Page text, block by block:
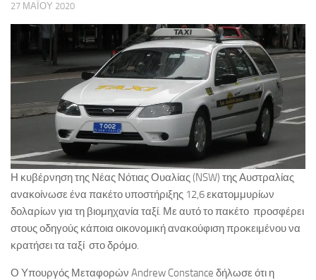
27 ΜΑΪ́ΟΥ 2020
Η κυβέρνηση της Νέας Νότιας Ουαλίας (NSW) της Αυστραλίας
ανακοίνωσε ένα πακέτο υποστήριξης 12,6 εκατομμυρίων
δολαρίων για τη βιομηχανία ταξί. Με αυτό το πακέτο προσφέρει
στους οδηγούς κάποια οικονομική ανακούφιση προκειμένου να
κρατήσει τα ταξί στο δρόμο.
Ο Υπουργός Μεταφορών Andrew Constance δήλωσε ότι η